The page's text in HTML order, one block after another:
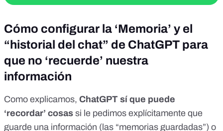
Cómo configurar la ‘Memoria’ y el
“historial del chat” de ChatGPT para
que no ‘recuerde’ nuestra
información
Como explicamos, ChatGPT sí que puede
‘recordar’ cosas si le pedimos explícitamente que
guarde una información (las “memorias guardadas”) o